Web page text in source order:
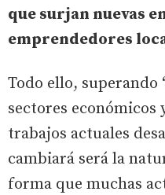
que surjan nuevas
emprendedores
Todo ello, superando
sectores económicos
trabajos actuales
cambiará será la
forma que muchas